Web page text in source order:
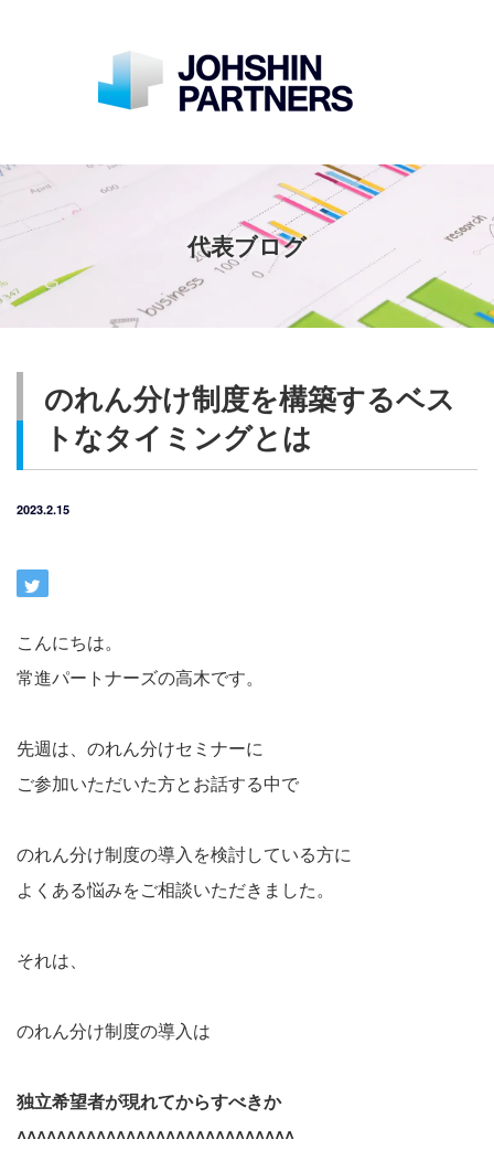
代表ブログ
のれん分け制度を構築するベス
トなタイミングとは
2023.2.15
こんにちは。
常進パートナーズの高木です。
先週は、のれん分けセミナーに
ご参加いただいた方とお話する中で
のれん分け制度の導入を検討している方に
よくある悩みをご相談いただきました。
それは、
のれん分け制度の導入は
独立希望者が現れてからすべきか
^^^^^^^^^^^^^^^^^^^^^^^^^^^^